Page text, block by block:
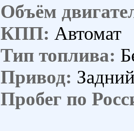
Объём
КПП: Автомат
Тип топлива:
Привод:
Пробег по